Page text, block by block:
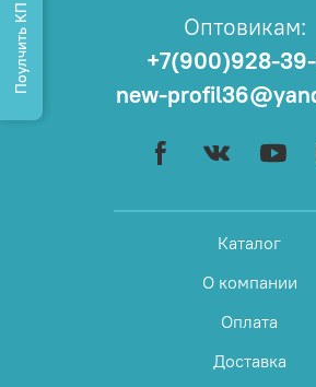
Каталог
О компании
Оплата
Доставка
Оптовикам:
+7(900)928-
new-
Поулчить КП